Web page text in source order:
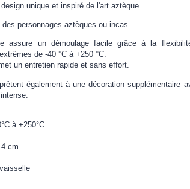
unique et inspiré de l'art aztèque.
personnages aztèques ou incas.
assure un démoulage facile grâce à la
de -40 °C à +250 °C.
un entretien rapide et sans effort.
également à une décoration supplémentaire
à +250°C
cm